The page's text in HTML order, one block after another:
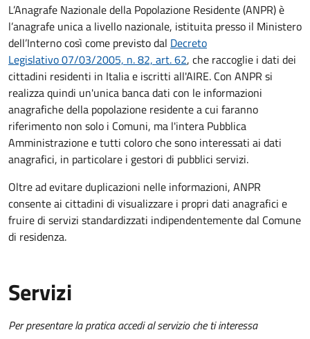
L’Anagrafe Nazionale della Popolazione Residente (ANPR) è
l’anagrafe unica a livello nazionale, istituita presso il Ministero
dell’Interno così come previsto dal Decreto
Legislativo 07/03/2005, n. 82, art. 62, che raccoglie i dati dei
cittadini residenti in Italia e iscritti all'AIRE. Con ANPR si
realizza quindi un'unica banca dati con le informazioni
anagrafiche della popolazione residente a cui faranno
riferimento non solo i Comuni, ma l'intera Pubblica
Amministrazione e tutti coloro che sono interessati ai dati
anagrafici, in particolare i gestori di pubblici servizi.
Oltre ad evitare duplicazioni nelle informazioni, ANPR
consente ai cittadini di visualizzare i propri dati anagrafici e
fruire di servizi standardizzati indipendentemente dal Comune
di residenza.
Servizi
Per presentare la pratica accedi al servizio che ti interessa